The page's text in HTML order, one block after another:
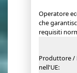
Operatore
che
requisiti
Produttore /
nell'UE: